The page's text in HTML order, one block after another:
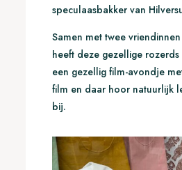
speculaasbakker van
Samen met twee
heeft deze gezellige
een gezellig film-avondje
film en daar hoor natuurlijk
bij.